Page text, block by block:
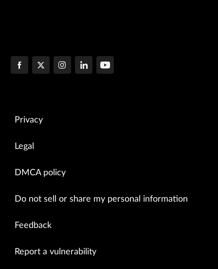
Privacy
Legal
DMCA policy
Do not sell or share my personal information
Feedback
Report a vulnerability